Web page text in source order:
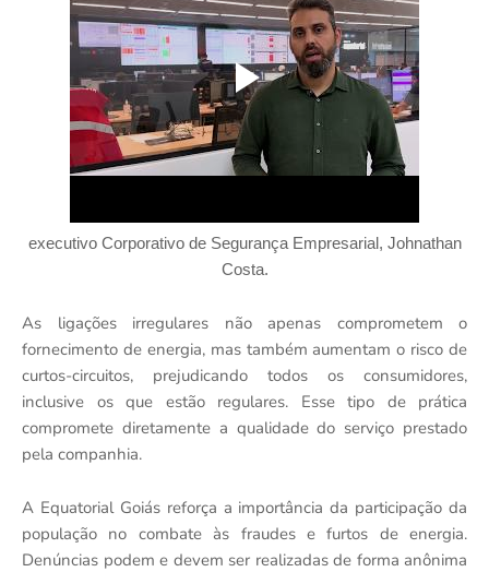
executivo Corporativo deSegurança Empresarial, Johnathan
Costa.
As ligações irregulares não apenas comprometem o
fornecimento de energia, mas também aumentam o risco de
curtos-circuitos, prejudicando todos os consumidores,
inclusive os que estão regulares. Esse tipo de prática
compromete diretamente a qualidade do serviço prestado
pela companhia.
A Equatorial Goiás reforça a importância da participação da
população no combate às fraudes e furtos de energia.
Denúncias podem e devem ser realizadas de forma anônima